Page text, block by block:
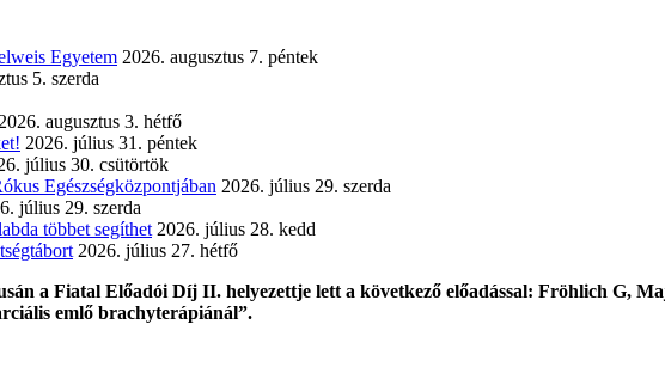
Egyetem 2026. augusztus 7. péntek
5. szerda
2026. augusztus 3. hétfő
2026. július 31. péntek
július 30. csütörtök
Egészségközpontjában 2026. július 29. szerda
július 29. szerda
többet segíthet 2026. július 28. kedd
2026. július 27. hétfő
a Fiatal Előadói Díj II. helyezettje lett a következő előadással: Fröhlich G,
emlő brachyterápiánál”.